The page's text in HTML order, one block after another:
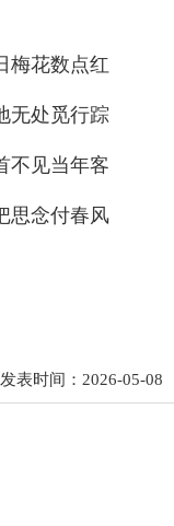
梅花数点红
无处觅行踪
不见当年客
思念付春风
发表时间：2026-05-08